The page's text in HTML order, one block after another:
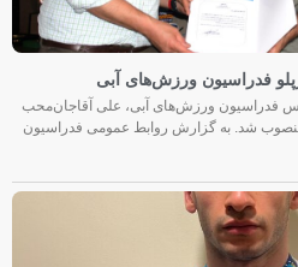
فدراسیون ورزش‌های آبی
ورزش‌های آبی، علی آقاجان‌محب
شد. به گزارش روابط عمومی فدراسیون